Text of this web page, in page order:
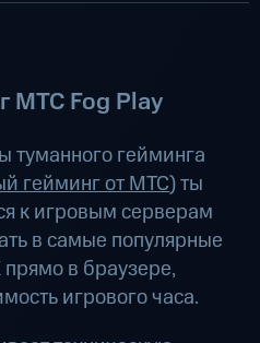
МТС Fog Play
гейминга
гейминг от МТС) ты
к игровым серверам
в самые популярные
в браузере,
игрового часа.